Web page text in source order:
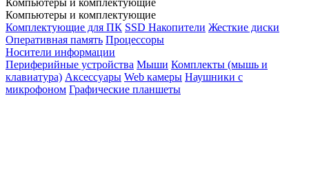
Компьютеры и комплектующие
Компьютеры и комплектующие
Комплектующие для ПК SSD Накопители Жесткие диски
Оперативная память Процессоры
Носители информации
Периферийные устройства Мыши Комплекты (мышь и
клавиатура) Аксессуары Web камеры Наушники с
микрофоном Графические планшеты